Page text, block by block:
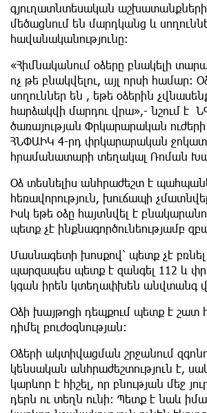
գյուղատնտեսական
մեծացնում են մարդկանց և
հավանականությունը։
«Հիմնականում օձերը բնակելի
ոչ թե բնակվելու, այլ որսի համար։
սողուններ են , եթե օձերին
հարձակվի մարդու վրա»,- նշում է
ծառայության Փրկարարական ուժերի
ՀՆՓԱԻԿ 4-րդ փրկարարական
հրամանատարի տեղակալ Ռոման
Օձ տեսնելիս անհրաժեշտ է
հեռավորություն, խուճապի
Իսկ եթե օձը հայտնվել է
պետք չէ ինքնագործունեությամբ
Մասնագետի խոսքով՝ պետք չէ բռնել
պարզապես պետք է զանգել 112 և
կգան իրեն կտեղափխեն անվտանգ
Օձի խայթոցի դեպքում պետք է շատ
դիմել բուժօգնության։
Օձերի ակտիվացման շրջանում
կենսական անհրաժեշտություն է,
կարևոր է հիշել, որ բնության մեջ
դերն ու տեղն ունի։ Պետք է նաև